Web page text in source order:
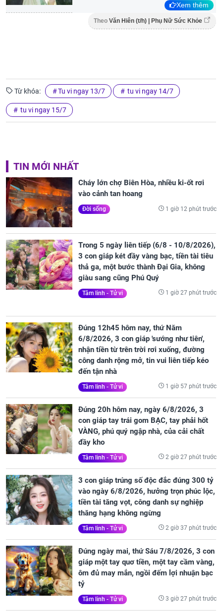
Xem thêm
Theo Văn Hiên (t/h) | Phụ Nữ Sức Khỏe
Từ khóa: Tu vi ngay 13/7 tu vi ngay 14/7
tu vi ngay 15/7
TIN MỚI NHẤT
Cháy lớn chợ Biên Hòa, nhiều ki-ốt rơi
vào cảnh tan hoang
Đời sống 1 giờ 12 phút trước
Trong 5 ngày liên tiếp (6/8 - 10/8/2026),
3 con giáp két đầy vàng bạc, tiền tài tiêu
thả ga, một bước thành Đại Gia, không
giàu sang cũng Phú Quý
Tâm linh - Tử vi 1 giờ 27 phút trước
Đúng 12h45 hôm nay, thứ Năm
6/8/2026, 3 con giáp 'sướng như tiên',
nhận tiền từ trên trời rơi xuống, đường
công danh rộng mở, tin vui liên tiếp kéo
đến tận nhà
Tâm linh - Tử vi 1 giờ 57 phút trước
Đúng 20h hôm nay, ngày 6/8/2026, 3
con giáp tay trái gom BẠC, tay phải hốt
VÀNG, phú quý ngập nhà, của cải chất
đầy kho
Tâm linh - Tử vi 2 giờ 27 phút trước
3 con giáp trúng số độc đắc đúng 300 tỷ
vào ngày 6/8/2026, hưởng trọn phúc lộc,
tiền tài tăng vọt, công danh sự nghiệp
thăng hạng không ngừng
Tâm linh - Tử vi 2 giờ 37 phút trước
Đúng ngày mai, thứ Sáu 7/8/2026, 3 con
giáp một tay quơ tiền, một tay cầm vàng,
ôm đủ may mắn, ngồi đếm lợi nhuận bạc
tỷ
Tâm linh - Tử vi 3 giờ 27 phút trước